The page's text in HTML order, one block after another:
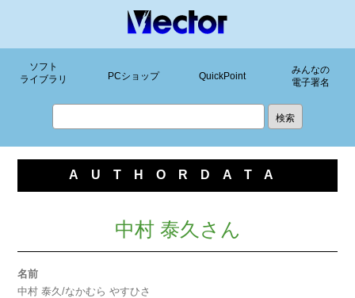
ソフト
ライブラリ
PCショップ QuickPoint
みんなの
電子署名
AUTHORDATA
中村 泰久さん
名前
中村 泰久/なかむら やすひさ